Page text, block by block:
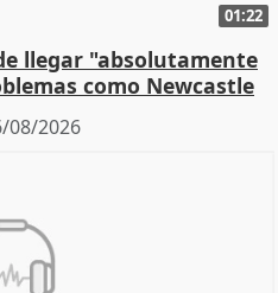
01:22
llegar "absolutamente
como Newcastle
08/2026